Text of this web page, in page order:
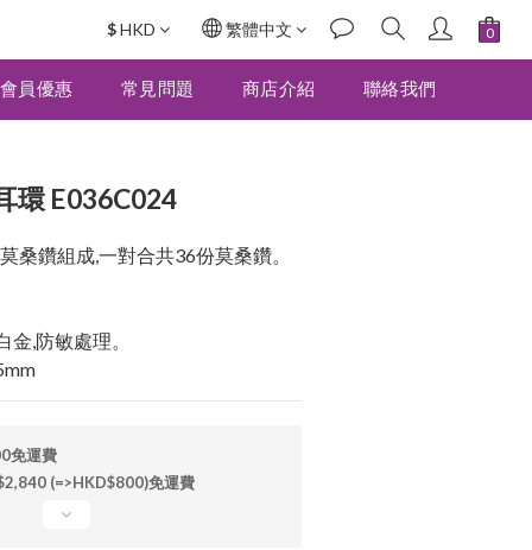
$HKD 繁體中文
會員優惠 常見問題 商店介紹 聯絡我們
環 E036C024
桑鑽組成,一對合共36份莫桑鑽。
金,防敏處理。
免運費
(=>HKD$800)免運費
立即購買